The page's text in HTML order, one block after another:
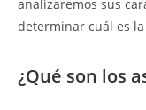
analizaremos sus
determinar cuál es
¿Qué son los